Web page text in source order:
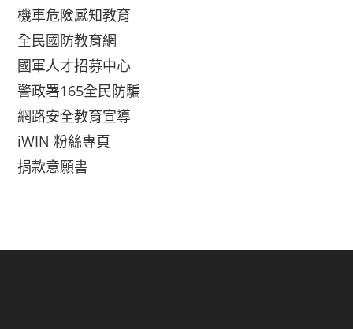
機車危險感知教育
全民國防教育網
國軍人才招募中心
警政署165全民防騙
網路安全教育宣導
iWIN 粉絲專頁
捐款意願書